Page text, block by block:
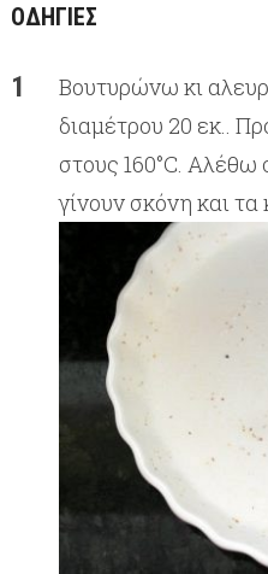
ΟΔΗΓΊΕΣ
Βουτυρώνω κι
διαμέτρου 20 εκ..
στους 160°C.
γίνουν σκόνη και